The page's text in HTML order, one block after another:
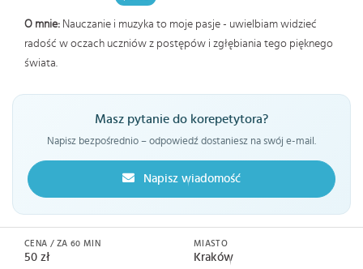
O mnie: Nauczanie i muzyka to moje pasje - uwielbiam widzieć
radość w oczach uczniów z postępów i zgłębiania tego pięknego
świata.
Masz pytanie do korepetytora?
Napisz bezpośrednio – odpowiedź dostaniesz na swój e-mail.
Napisz wiadomość
CENA / ZA 60 MIN
50 zł
MIASTO
Kraków